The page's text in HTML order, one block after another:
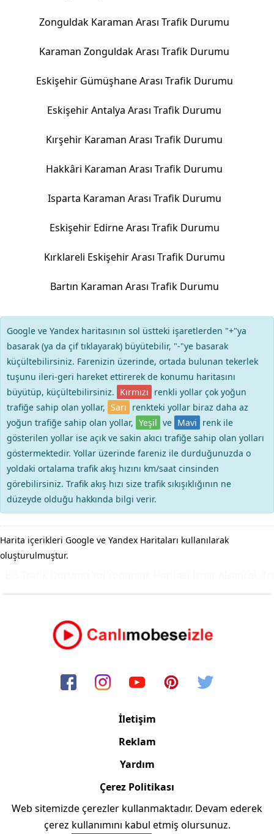
Zonguldak Karaman Arası Trafik Durumu
Karaman Zonguldak Arası Trafik Durumu
Eskişehir Gümüşhane Arası Trafik Durumu
Eskişehir Antalya Arası Trafik Durumu
Kırşehir Karaman Arası Trafik Durumu
Hakkâri Karaman Arası Trafik Durumu
Isparta Karaman Arası Trafik Durumu
Eskişehir Edirne Arası Trafik Durumu
Kırklareli Eskişehir Arası Trafik Durumu
Bartın Karaman Arası Trafik Durumu
Google ve Yandex haritasının sol üstteki işaretlerden "+"ya
basarak (ya da çif tıklayarak) büyütebilir, "-"ye basarak
küçültebilirsiniz. Farenizin üzerinde, ortada bulunan tekerlek
tuşunu ileri-geri hareket ettirerek de konumu haritasını
büyütüp, küçültebilirsiniz. Kırmızı renkli yollar çok yoğun
trafiğe sahip olan yollar, Sarı renkteki yollar biraz daha az
yoğun trafiğe sahip olan yollar, Yeşil ve Mavi renk ile
gösterilen yollar ise açık ve sakin akıcı trafiğe sahip olan yolları
göstermektedir. Yollar üzerinde fareniz ile durduğunuzda o
yoldaki ortalama trafik akış hızını km/saat cinsinden
görebilirsiniz. Trafik akış hızı size trafik sıkışıklığının ne
düzeyde olduğu hakkında bilgi verir.
Harita içerikleri Google ve Yandex Haritaları kullanılarak
oluşturulmuştur.
İletişim
Reklam
Yardım
Çerez Politikası
Copyright © 2006/2024 Canlimobeseizle.com
Web sitemizde çerezler kullanmaktadır. Devam ederek
çerez kullanımını kabul etmiş olursunuz.